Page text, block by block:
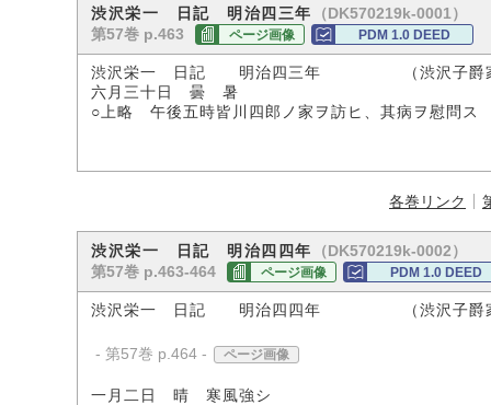
渋沢栄一 日記 明治四三年
（DK570219k-0001）
第57巻 p.463
ページ画像 PDM 1.0 DEED
渋沢栄一 日記 明治四三年 （渋沢子爵家
六月三十日 曇 暑
○上略 午後五時皆川四郎ノ家ヲ訪ヒ、其病ヲ慰問
各巻リンク
渋沢栄一 日記 明治四四年
（DK570219k-0002）
第57巻 p.463-464
ページ画像 PDM 1.0 DEED
渋沢栄一 日記 明治四四年 （渋沢子爵家
- 第57巻 p.464 - ページ画像
一月二日 晴 寒風強シ